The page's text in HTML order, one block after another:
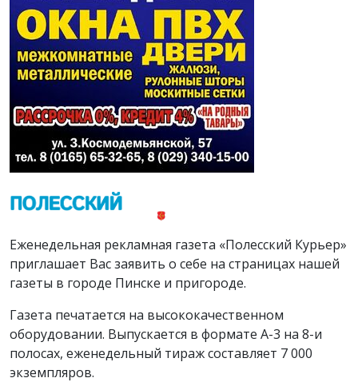
Еженедельная рекламная газета «Полесский Курьер»
приглашает Вас заявить о себе на страницах нашей
газеты в городе Пинске и пригороде.
Газета печатается на высококачественном
оборудовании. Выпускается в формате А-3 на 8-и
полосах, еженедельный тираж составляет 7 000
экземпляров.